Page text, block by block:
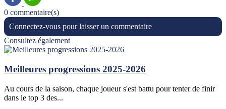
0 commentaire(s)
Connectez-vous pour laisser un commentaire
Consultez également
Meilleures progressions 2025-2026
Au cours de la saison, chaque joueur s'est battu pour tenter de finir
dans le top 3 des...